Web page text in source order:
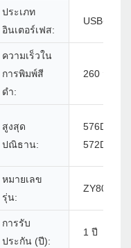
ประเภท
อินเตอร์เฟส:
ความเร็วใน
การพิมพ์สี
ดำ:
260 มม. / s
สูงสุด
ปณิธาน:
หมายเลข
รุ่น:
ZY806 -
การรับ
ประกัน (ปี):
1 ปี